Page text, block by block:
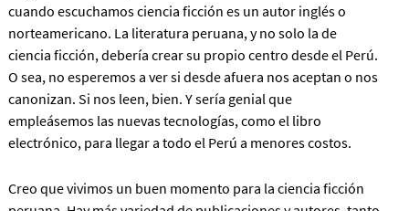
cuando escuchamos ciencia ficción es un autor inglés o
norteamericano. La literatura peruana, y no solo la de
ciencia ficción, debería crear su propio centro desde el Perú.
O sea, no esperemos a ver si desde afuera nos aceptan o nos
canonizan. Si nos leen, bien. Y sería genial que
empleásemos las nuevas tecnologías, como el libro
electrónico, para llegar a todo el Perú a menores costos.
Creo que vivimos un buen momento para la ciencia ficción